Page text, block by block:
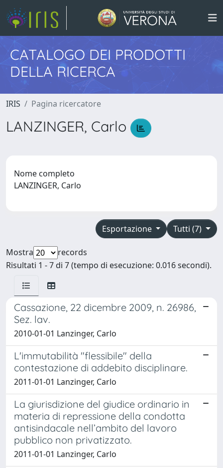
CATALOGO DEI PRODOTTI
DELLA RICERCA
IRIS Pagina ricercatore
LANZINGER, Carlo
Nome completo
LANZINGER, Carlo
Tutti (7)
Esportazione
Mostra
records
Risultati 1 - 7 di 7 (tempo di esecuzione: 0.016 secondi).
Cassazione, 22 dicembre 2009, n. 26986,
Sez. lav.
2010-01-01 Lanzinger, Carlo
L'immutabilità "flessibile" della
contestazione di addebito disciplinare.
2011-01-01 Lanzinger, Carlo
La giurisdizione del giudice ordinario in
materia di repressione della condotta
antisindacale nell’ambito del lavoro
pubblico non privatizzato.
2011-01-01 Lanzinger, Carlo